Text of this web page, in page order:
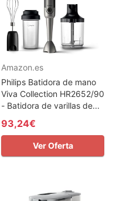
Amazon.es
Philips Batidora de mano
Viva Collection HR2652/90
- Batidora de varillas de...
93,24€
Ver Oferta